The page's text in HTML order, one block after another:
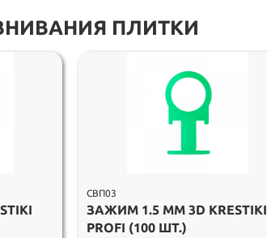
ПЛИТКИ
СВП03
ЗАЖИМ 1.5 ММ 3D KRESTIKI
PROFI (100 ШТ.)